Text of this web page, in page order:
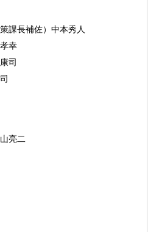
課長補佐）中本秀人
幸
司
亮二